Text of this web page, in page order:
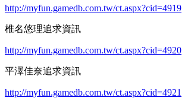
http://myfun.gamedb.com.tw/ct.aspx?cid=4919
椎名悠理追求資訊
http://myfun.gamedb.com.tw/ct.aspx?cid=4920
平澤佳奈追求資訊
http://myfun.gamedb.com.tw/ct.aspx?cid=4921